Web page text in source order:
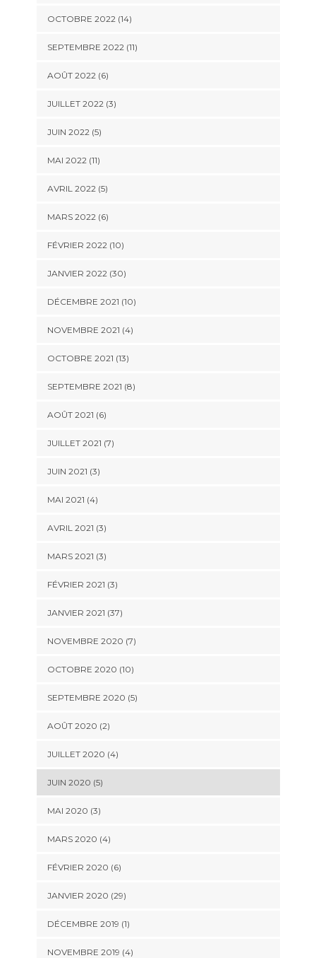
OCTOBRE 2022 (14)
SEPTEMBRE 2022 (11)
AOÛT 2022 (6)
JUILLET 2022 (3)
JUIN 2022 (5)
MAI 2022 (11)
AVRIL 2022 (5)
MARS 2022 (6)
FÉVRIER 2022 (10)
JANVIER 2022 (30)
DÉCEMBRE 2021 (10)
NOVEMBRE 2021 (4)
OCTOBRE 2021 (13)
SEPTEMBRE 2021 (8)
AOÛT 2021 (6)
JUILLET 2021 (7)
JUIN 2021 (3)
MAI 2021 (4)
AVRIL 2021 (3)
MARS 2021 (3)
FÉVRIER 2021 (3)
JANVIER 2021 (37)
NOVEMBRE 2020 (7)
OCTOBRE 2020 (10)
SEPTEMBRE 2020 (5)
AOÛT 2020 (2)
JUILLET 2020 (4)
JUIN 2020 (5)
MAI 2020 (3)
MARS 2020 (4)
FÉVRIER 2020 (6)
JANVIER 2020 (29)
DÉCEMBRE 2019 (1)
NOVEMBRE 2019 (4)